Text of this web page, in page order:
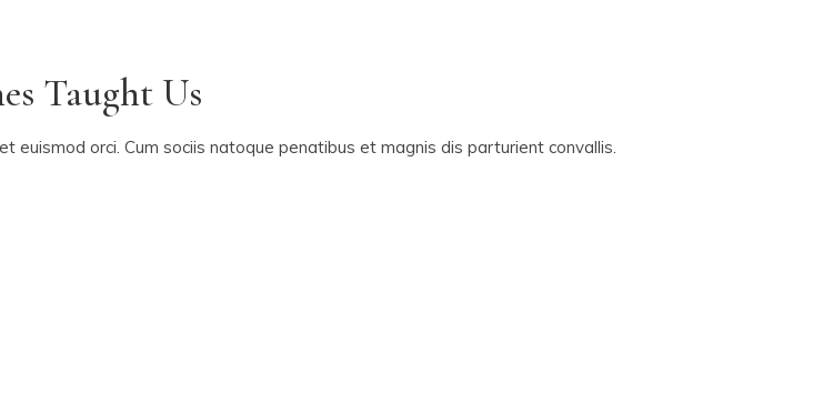
Taught Us
euismod orci. Cum sociis natoque penatibus et magnis dis parturient convallis.